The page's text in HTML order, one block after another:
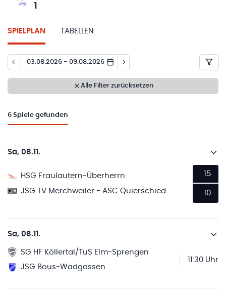
1
SPIELPLAN TABELLEN
03.08.2026 - 09.08.2026
Alle Filter zurücksetzen
6 Spiele gefunden
Sa, 08.11.
HSG Fraulautern-Überherrn
JSG TV Merchweiler - ASC Quierschied
15
10
Sa, 08.11.
SG HF Köllertal/TuS Elm-Sprengen
JSG Bous-Wadgassen
11:30 Uhr